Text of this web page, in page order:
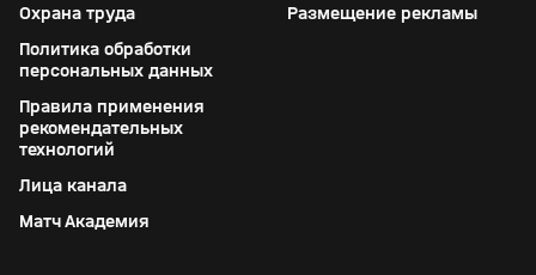
Охрана труда
Политика обработки
персональных данных
Правила применения
рекомендательных
технологий
Лица канала
Матч Академия
Размещение рекламы